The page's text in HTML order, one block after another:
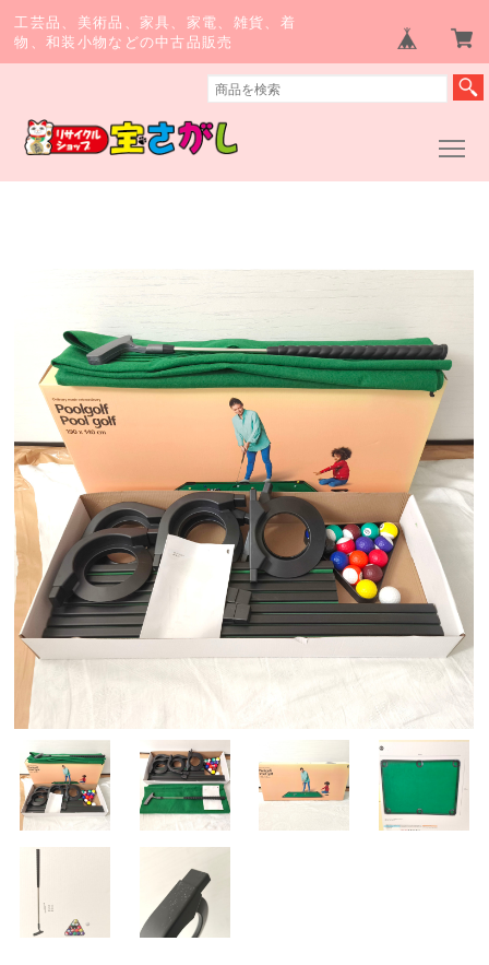
工芸品、美術品、家具、家電、雑貨、着
物、和装小物などの中古品販売